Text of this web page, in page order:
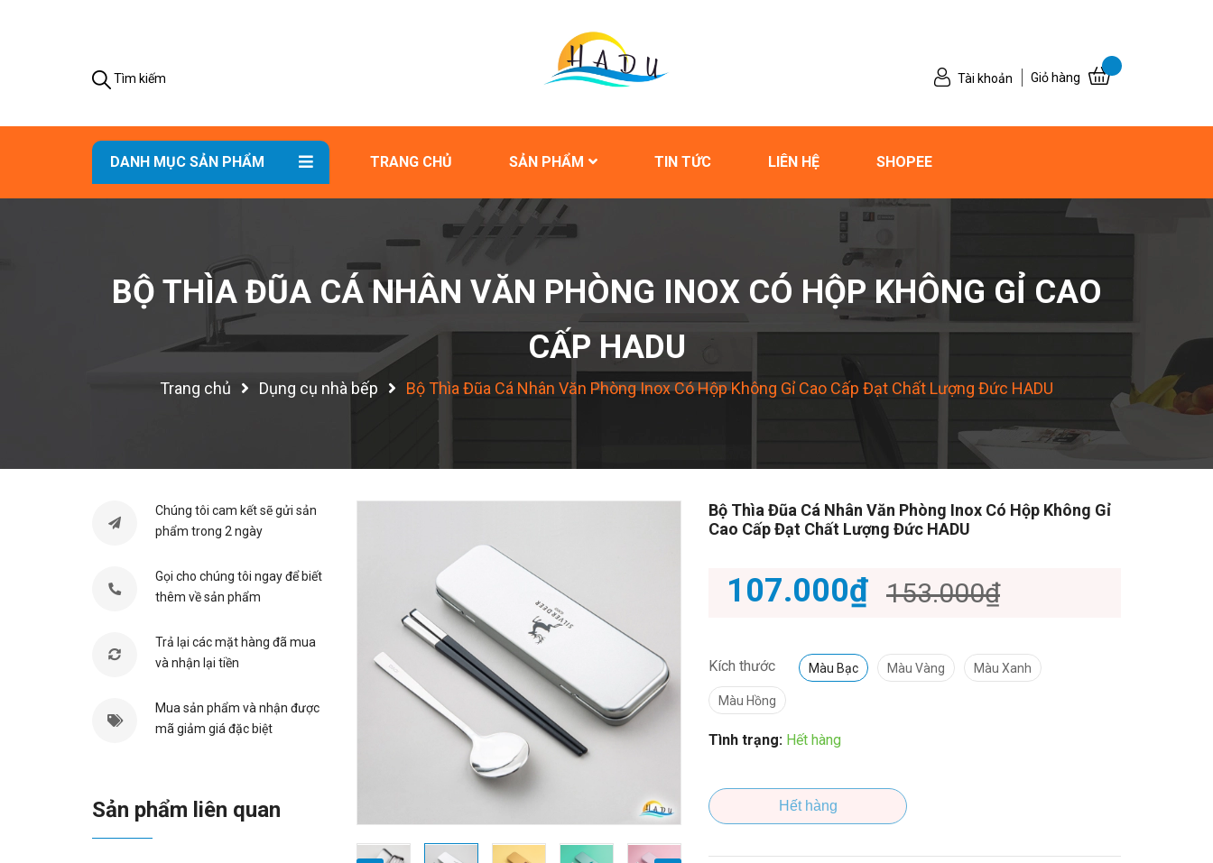
Tìm kiếm Tài khoản Giỏ hàng
DANH MỤC SẢN PHẨM TRANG CHỦ SẢN PHẨM TIN TỨC LIÊN HỆ SHOPEE
BỘ THÌA ĐŨA CÁ NHÂN VĂN PHÒNG INOX CÓ HỘP KHÔNG GỈ CAO
CẤP HADU
Trang chủ Dụng cụ nhà bếp Bộ Thìa Đũa Cá Nhân Văn Phòng Inox Có Hộp Không Gỉ Cao Cấp Đạt Chất Lượng Đức HADU
Bộ Thìa Đũa Cá Nhân Văn Phòng Inox Có Hộp Không Gỉ
Cao Cấp Đạt Chất Lượng Đức HADU
107.000₫ 153.000₫
Kích thước Màu Bạc Màu Vàng Màu Xanh
Màu Hồng
Tình trạng: Hết hàng
Hết hàng
Chúng tôi cam kết sẽ gửi sản
phẩm trong 2 ngày
Gọi cho chúng tôi ngay để biết
thêm về sản phẩm
Trả lại các mặt hàng đã mua
và nhận lại tiền
Mua sản phẩm và nhận được
mã giảm giá đặc biệt
Sản phẩm liên quan